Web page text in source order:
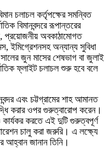
চলাচল কর্তৃপক্ষের সমন্বিত
বিমানবন্দরে রূপান্তরের
প্রয়োজনীয় অবকাঠামোগত
ইমিগ্রেশনসহ অন্যান্য সুবিধা
জুন মাসের শেষভাগ বা জুলাই
ফ্লাইট চলাচল শুরু হবে বলে
এবং চট্টগ্রামের শাহ আমানত
করার ওপর গুরুত্বারোপ করেন।
করতে এই দুটি গুরুত্বপূর্ণ
চালু করা জরুরি। এ লক্ষ্যে
আহ্বান জানান তিনি।